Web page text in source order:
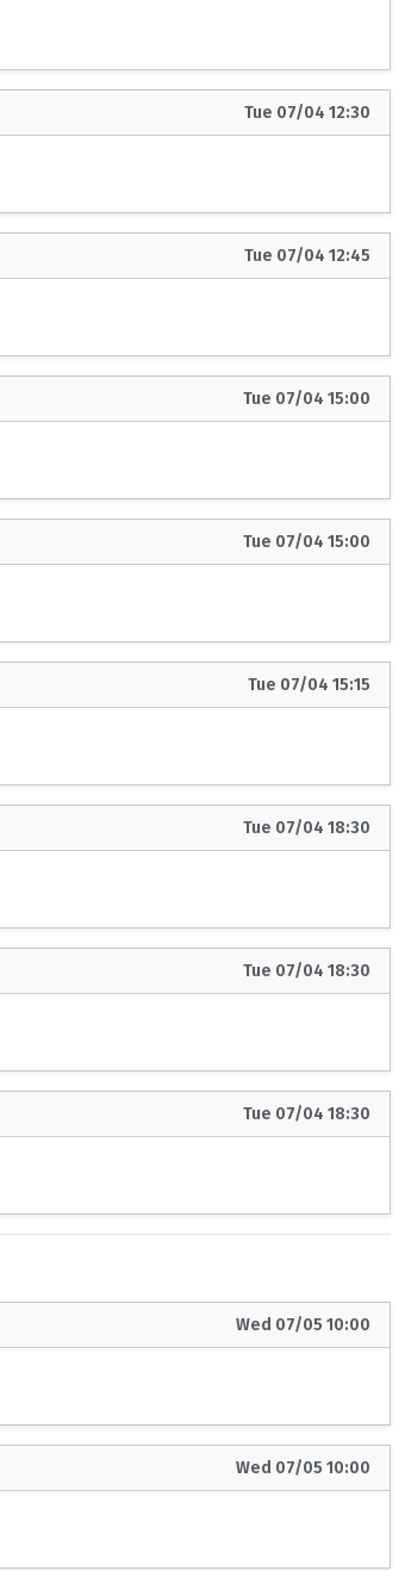
Tue 07/04 12:30
Tue 07/04 12:45
Tue 07/04 15:00
Tue 07/04 15:00
Tue 07/04 15:15
Tue 07/04 18:30
Tue 07/04 18:30
Tue 07/04 18:30
Wed 07/05 10:00
Wed 07/05 10:00